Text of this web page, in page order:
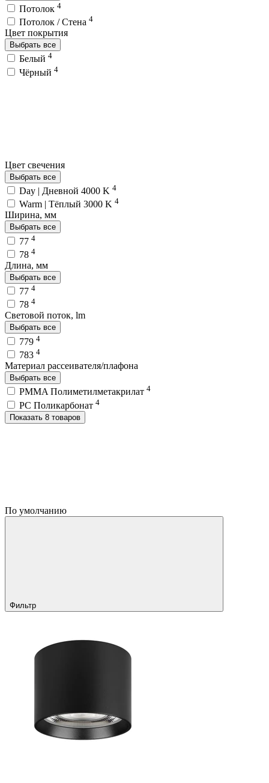
Потолок 4
Потолок / Cтена 4
Цвет покрытия
Выбрать все
Белый 4
Чёрный 4
Цвет свечения
Выбрать все
Day | Дневной 4000 K 4
Warm | Тёплый 3000 K 4
Ширина, мм
Выбрать все
77 4
78 4
Длина, мм
Выбрать все
77 4
78 4
Световой поток, lm
Выбрать все
779 4
783 4
Материал рассеивателя/плафона
Выбрать все
PMMA Полиметилметакрилат 4
PC Поликарбонат 4
Показать 8 товаров
По умолчанию
Фильтр